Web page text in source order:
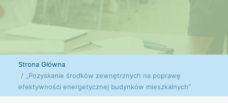
Strona Główna
„Pozyskanie środków zewnętrznych na poprawę
efektywności energetycznej budynków mieszkalnych”